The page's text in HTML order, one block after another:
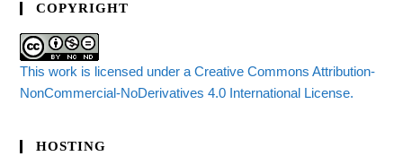
COPYRIGHT
This work is licensed under a Creative Commons Attribution-
NonCommercial-NoDerivatives 4.0 International License.
HOSTING